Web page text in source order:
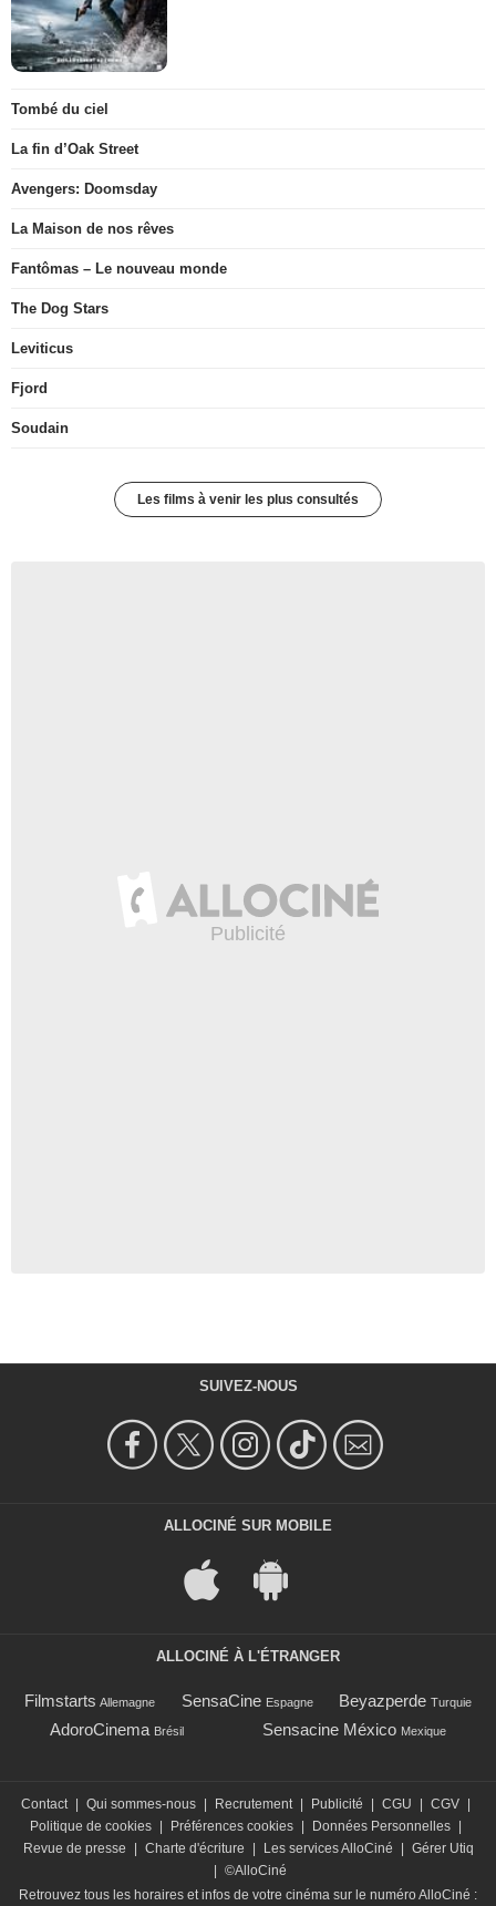
Tombé du ciel
La fin d’Oak Street
Avengers: Doomsday
La Maison de nos rêves
Fantômas – Le nouveau monde
The Dog Stars
Leviticus
Fjord
Soudain
Les films à venir les plus consultés
SUIVEZ-NOUS
ALLOCINÉ SUR MOBILE
ALLOCINÉ À L'ÉTRANGER
Filmstarts Allemagne SensaCine Espagne Beyazperde Turquie
AdoroCinema Brésil Sensacine México Mexique
Contact | Qui sommes-nous | Recrutement | Publicité | CGU | CGV |
Politique de cookies | Préférences cookies | Données Personnelles |
Revue de presse
| Charte d'écriture | Les services AlloCiné | Gérer Utiq
| ©AlloCiné
Retrouvez tous les horaires et infos de votre cinéma sur le numéro AlloCiné :